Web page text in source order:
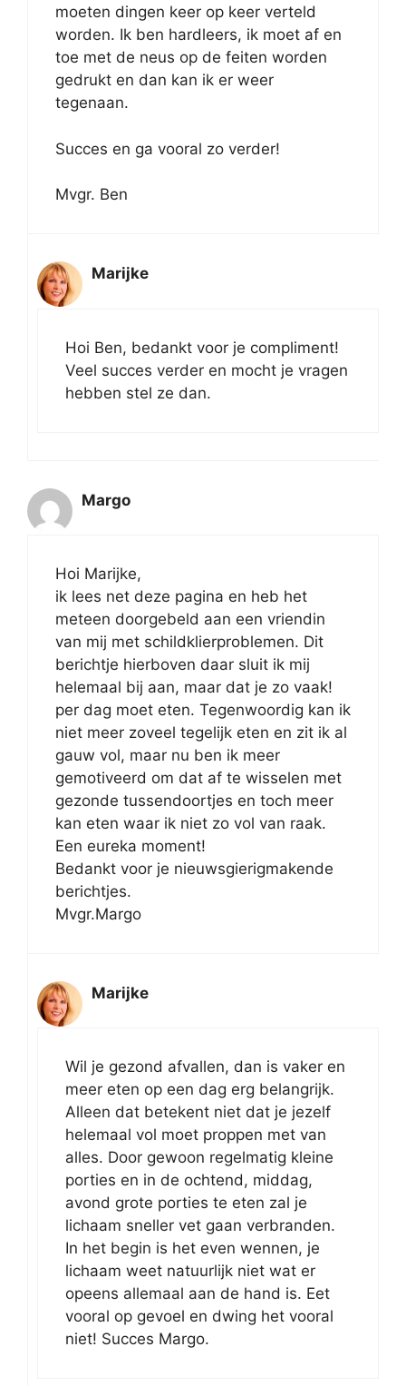
moeten dingen keer op keer verteld
worden. Ik ben hardleers, ik moet af en
toe met de neus op de feiten worden
gedrukt en dan kan ik er weer
tegenaan.
Succes en ga vooral zo verder!
Mvgr. Ben
Marijke
Hoi Ben, bedankt voor je compliment!
Veel succes verder en mocht je vragen
hebben stel ze dan.
Margo
Hoi Marijke,
ik lees net deze pagina en heb het
meteen doorgebeld aan een vriendin
van mij met schildklierproblemen. Dit
berichtje hierboven daar sluit ik mij
helemaal bij aan, maar dat je zo vaak!
per dag moet eten. Tegenwoordig kan ik
niet meer zoveel tegelijk eten en zit ik al
gauw vol, maar nu ben ik meer
gemotiveerd om dat af te wisselen met
gezonde tussendoortjes en toch meer
kan eten waar ik niet zo vol van raak.
Een eureka moment!
Bedankt voor je nieuwsgierigmakende
berichtjes.
Mvgr.Margo
Marijke
Wil je gezond afvallen, dan is vaker en
meer eten op een dag erg belangrijk.
Alleen dat betekent niet dat je jezelf
helemaal vol moet proppen met van
alles. Door gewoon regelmatig kleine
porties en in de ochtend, middag,
avond grote porties te eten zal je
lichaam sneller vet gaan verbranden.
In het begin is het even wennen, je
lichaam weet natuurlijk niet wat er
opeens allemaal aan de hand is. Eet
vooral op gevoel en dwing het vooral
niet! Succes Margo.